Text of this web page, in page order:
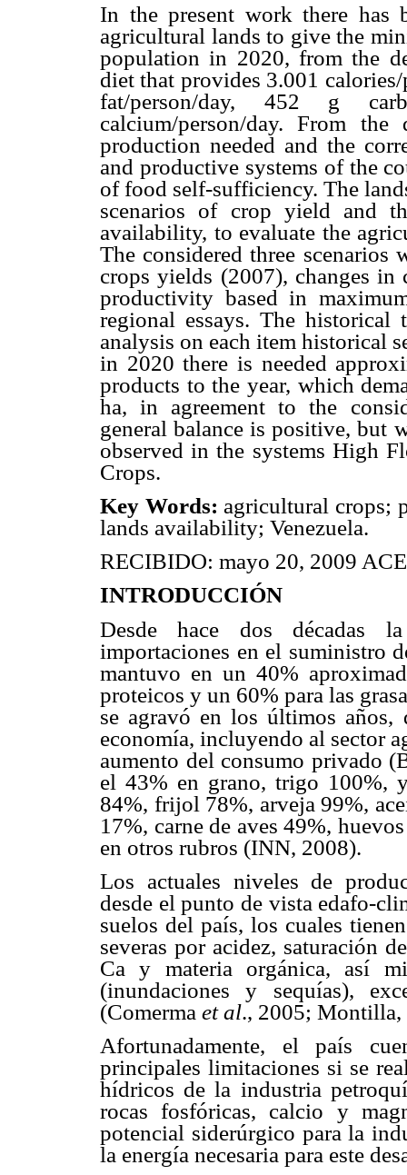
In the present work there has
agricultural lands to give the
population in 2020, from the
diet that provides 3.001
fat/person/day, 452 g
calcium/person/day. From
production needed and the
and productive systems of the
of food self-sufficiency. The
scenarios of crop yield and
availability, to evaluate the
The considered three
crops yields (2007), changes
productivity based in
regional essays. The historical
analysis on each item historical
in 2020 there is needed
products to the year, which
ha, in agreement to the
general balance is positive, but
observed in the systems High
Crops.
Key Words: agricultural crops;
lands availability; Venezuela.
RECIBIDO: mayo 20, 2009
INTRODUCCIÓN
Desde hace dos décadas
importaciones en el suministro
mantuvo en un 40%
proteicos y un 60% para las
se agravó en los últimos
economía, incluyendo al sector
aumento del consumo privado
el 43% en grano, trigo 100%,
84%, frijol 78%, arveja 99%,
17%, carne de aves 49%,
en otros rubros (INN, 2008).
Los actuales niveles de
desde el punto de vista edafo-
suelos del país, los cuales
severas por acidez, saturación
Ca y materia orgánica, así
(inundaciones y sequías),
(Comerma et al., 2005; Montilla,
Afortunadamente, el país
principales limitaciones si se
hídricos de la industria
rocas fosfóricas, calcio y
potencial siderúrgico para la
la energía necesaria para este